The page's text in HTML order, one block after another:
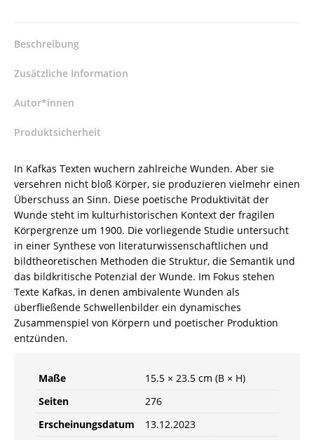
Seifert
ISBN
/
3-
7923-
8
/
978-
3-
8260-
7923-
8
Menge
Beschreibung
Zusätzliche Information
Autor*innen
Produktsicherheit
In Kafkas Texten wuchern zahlreiche Wunden. Aber sie
versehren nicht bloß Körper, sie produzieren vielmehr einen
Überschuss an Sinn. Diese poetische Produktivität der
Wunde steht im kulturhistorischen Kontext der fragilen
Körpergrenze um 1900. Die vorliegende Studie untersucht
in einer Synthese von literaturwissenschaftlichen und
bildtheoretischen Methoden die Struktur, die Semantik und
das bildkritische Potenzial der Wunde. Im Fokus stehen
Texte Kafkas, in denen ambivalente Wunden als
überfließende Schwellenbilder ein dynamisches
Zusammenspiel von Körpern und poetischer Produktion
entzünden.
Maße
15.5 × 23.5 cm (B × H)
Seiten
276
Erscheinungsdatum
13.12.2023